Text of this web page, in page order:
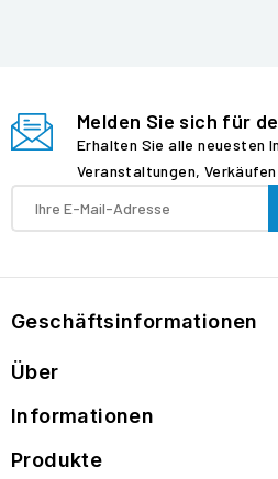
Melden Sie sich für
Erhalten Sie alle neuesten
Veranstaltungen, Verkäufen
Geschäftsinformationen
Über
Informationen
Produkte